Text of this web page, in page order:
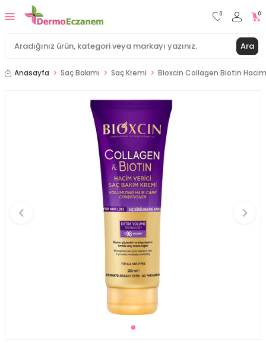
Ara
0 0
Anasayfa Saç Bakımı Saç Kremi Bioxcin Collagen Biotin